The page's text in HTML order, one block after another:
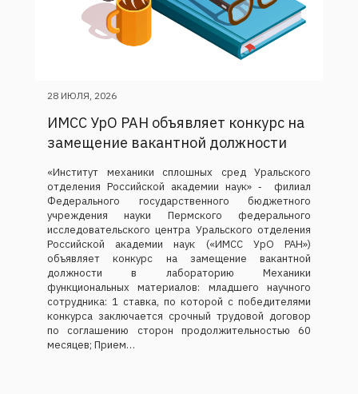
28 ИЮЛЯ, 2026
ИМСС УрО РАН объявляет конкурс на
замещение вакантной должности
«Институт механики сплошных сред Уральского
отделения Российской академии наук» ‑ филиал
Федерального государственного бюджетного
учреждения науки Пермского федерального
исследовательского центра Уральского отделения
Российской академии наук («ИМСС УрО РАН»)
объявляет конкурс на замещение вакантной
должности в лабораторию Механики
функциональных материалов: младшего научного
сотрудника: 1 ставка, по которой с победителями
конкурса заключается срочный трудовой договор
по соглашению сторон продолжительностью 60
месяцев; Прием…